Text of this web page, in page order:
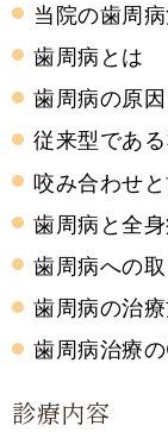
当院の歯周
歯周病とは
歯周病の原因
従来型であ
咬み合わせ
歯周病と全
歯周病への
歯周病の治
歯周病治療
診療内容